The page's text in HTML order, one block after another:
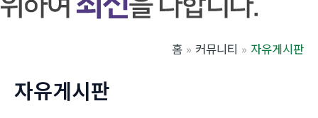
홈 커뮤니티 자유게시판
자유게시판